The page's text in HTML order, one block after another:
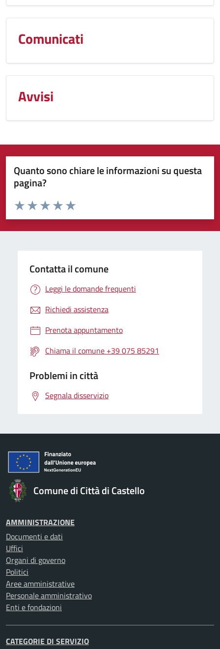
Comunicati
Avvisi
Quanto sono chiare le informazioni su questa
pagina?
Valuta da 1 a 5 stelle la pagina
Valuta 5 stelle su 5
Valuta 4 stelle su 5
Valuta 3 stelle su 5
Valuta 2 stelle su 5
Valuta 1 stelle su 5
Contatta il comune
Leggi le domande frequenti
Richiedi assistenza
Prenota appuntamento
Chiama il comune +39 075 85291
Problemi in città
Segnala disservizio
Comune di Città di Castello
AMMINISTRAZIONE
Documenti e dati
Uffici
Organi di governo
Politici
Aree amministrative
Personale amministrativo
Enti e fondazioni
CATEGORIE DI SERVIZIO